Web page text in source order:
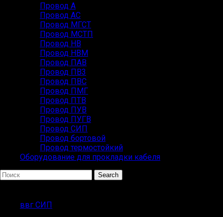
Провод А
Провод АС
Провод МГСТ
Провод МСТП
Провод НВ
Провод НВМ
Провод ПАВ
Провод ПВ3
Провод ПВС
Провод ПМГ
Провод ПТВ
Провод ПУВ
Провод ПУГВ
Провод СИП
Провод бортовой
Провод термостойкий
Оборудование для прокладки кабеля
Search
ввг СИП